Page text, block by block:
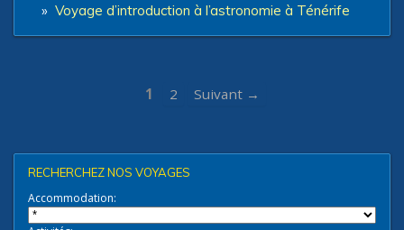
» Voyage d’introduction à l’astronomie à Ténérife
1 2 Suivant →
RECHERCHEZ NOS VOYAGES
Accommodation: